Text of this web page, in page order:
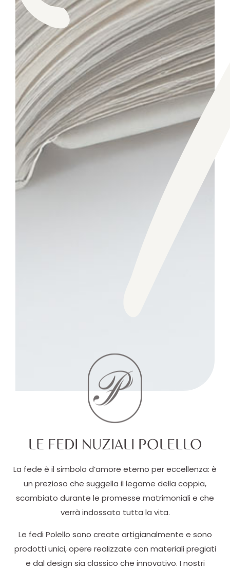
LE FEDI NUZIALI POLELLO
La fede è il simbolo d’amore eterno per eccellenza: è
un prezioso che suggella il legame della coppia,
scambiato durante le promesse matrimoniali e che
verrà indossato tutta la vita.
Le fedi Polello sono create artigianalmente e sono
prodotti unici, opere realizzate con materiali pregiati
e dal design sia classico che innovativo. I nostri